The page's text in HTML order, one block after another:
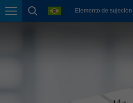
Page navigation
page search
language
México